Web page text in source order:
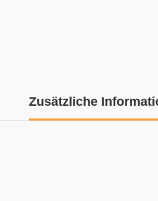
Zusätzliche